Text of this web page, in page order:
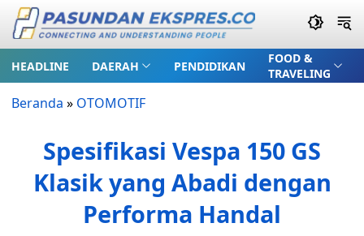
HEADLINE DAERAH PENDIDIKAN
FOOD &
TRAVELING
Beranda » OTOMOTIF
Spesifikasi Vespa 150 GS
Klasik yang Abadi dengan
Performa Handal